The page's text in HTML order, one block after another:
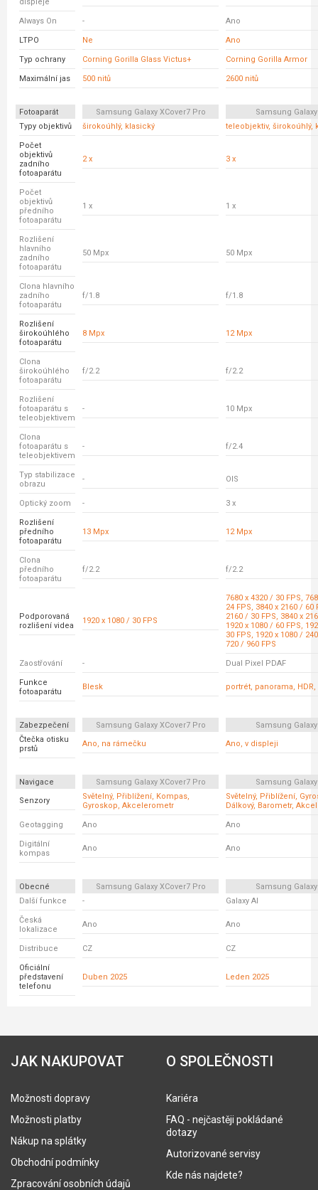
Always On - Ano
LTPO Ne Ano
Typ ochrany Corning Gorilla Glass Victus+ Corning Gorilla Armor
Maximální jas 500 nitů 2600 nitů
Fotoaparát Samsung Galaxy XCover7 Pro
Samsung Galaxy
Typy objektivů
širokoúhlý, klasický teleobjektiv, širokoúhlý,
Počet
objektivů
zadního
fotoaparátu
2 x 3 x
Počet
objektivů
předního
fotoaparátu
1 x 1 x
Rozlišení
hlavního
zadního
fotoaparátu
50 Mpx 50 Mpx
Clona hlavního
zadního
fotoaparátu
f/1.8 f/1.8
Rozlišení
širokoúhlého
fotoaparátu
8 Mpx 12 Mpx
Clona
širokoúhlého
fotoaparátu
f/2.2 f/2.2
Rozlišení
fotoaparátu s
teleobjektivem
- 10 Mpx
Clona
fotoaparátu s
teleobjektivem
- f/2.4
Typ stabilizace
obrazu
- OIS
Optický zoom - 3 x
Rozlišení
předního
fotoaparátu
13 Mpx 12 Mpx
Clona
předního
fotoaparátu
f/2.2 f/2.2
Podporovaná
rozlišení videa
1920 x 1080 / 30 FPS
7680 x 4320 / 30 FPS,
24 FPS, 3840 x 2160 / 60
2160 / 30 FPS, 3840 x
1920 x 1080 / 60 FPS,
30 FPS, 1920 x 1080 /
720 / 960 FPS
Zaostřování - Dual Pixel PDAF
Funkce
fotoaparátu
Blesk portrét, panorama,
Zabezpečení Samsung Galaxy XCover7 Pro
Samsung Galaxy
Čtečka otisku
prstů
Ano, na rámečku Ano, v displeji
Navigace Samsung Galaxy XCover7 Pro
Samsung Galaxy
Senzory
Světelný, Přiblížení, Kompas,
Gyroskop, Akcelerometr
Světelný, Přiblížení,
Dálkový, Barometr,
Geotagging Ano Ano
Digitální
kompas
Ano Ano
Obecné Samsung Galaxy XCover7 Pro
Samsung Galaxy
Další funkce
- Galaxy AI
Česká
lokalizace
Ano Ano
Distribuce CZ CZ
Oficiální
představení
telefonu
Duben 2025 Leden 2025
JAK NAKUPOVAT
Možnosti dopravy
Možnosti platby
Nákup na splátky
Obchodní podmínky
Zpracování osobních údajů
O SPOLEČNOSTI
Kariéra
FAQ - nejčastěji pokládané
dotazy
Autorizované servisy
Kde nás najdete?